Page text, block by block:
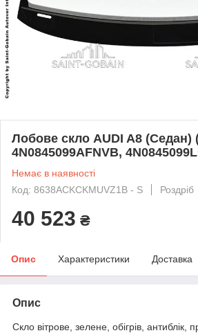
Лобове скло AUDI A8 (Седан)
4N0845099AFNVB,
Немає в наявності
Код: 8638ACKCKMUVZ1B - S
Роздріб
40 523 ₴
Опис Характеристики Доставка
Опис
Скло вітрове, зелене, обігрів, антиблік,